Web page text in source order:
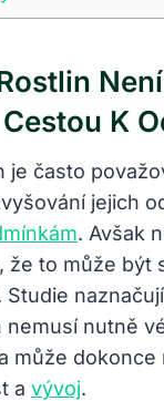
Není
K
je často
jejich
. Avšak
že to může být
nemusí nutně
může dokonce
a vývoj.